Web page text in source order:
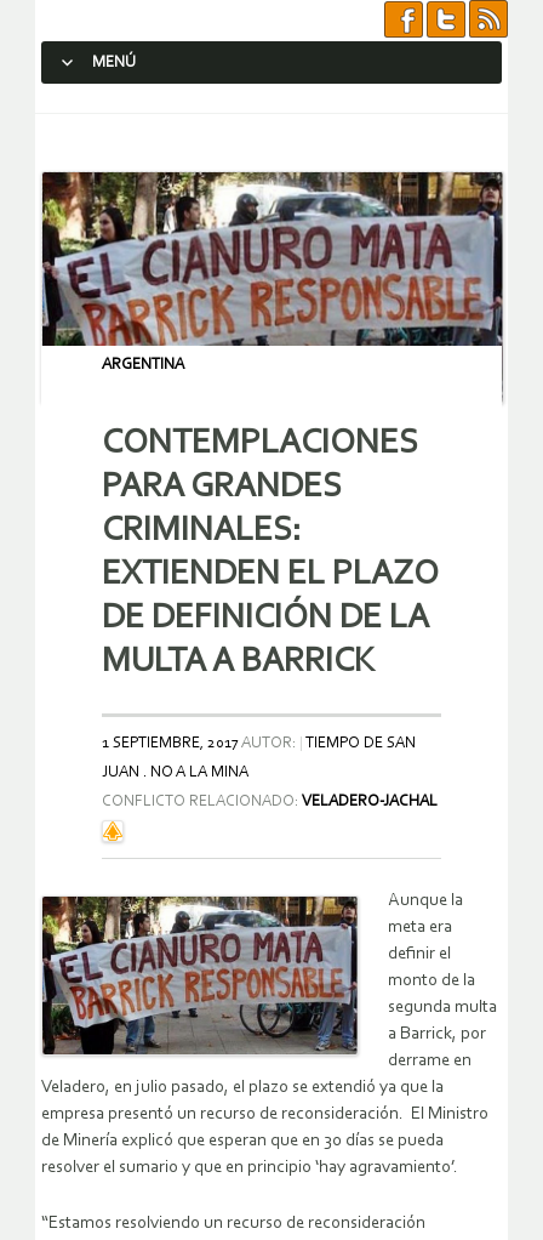
MENÚ
ARGENTINA
CONTEMPLACIONES
PARA GRANDES
CRIMINALES:
EXTIENDEN EL PLAZO
DE DEFINICIÓN DE LA
MULTA A BARRICK
1 SEPTIEMBRE, 2017AUTOR:
TIEMPO DE SAN
JUAN . NO A LA MINA
CONFLICTO RELACIONADO: VELADERO-JACHAL
Aunque la
meta era
definir el
monto de la
segunda multa
a Barrick, por
derrame en
Veladero, en julio pasado, el plazo se extendió ya que la
empresa presentó un recurso de reconsideración. El Ministro
de Minería explicó que esperan que en 30 días se pueda
resolver el sumario y que en principio ‘hay agravamiento’.
“Estamos resolviendo un recurso de reconsideración